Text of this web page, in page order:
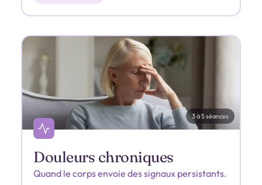
3 à 5 séances
Douleurs chroniques
Quand le corps envoie des signaux persistants.